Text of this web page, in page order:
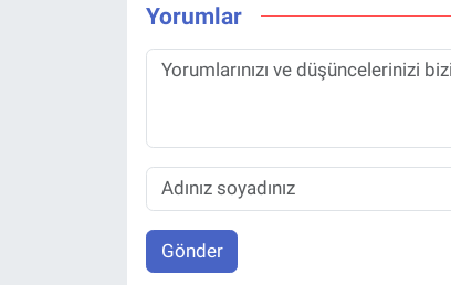
Yorumlar
Gönder